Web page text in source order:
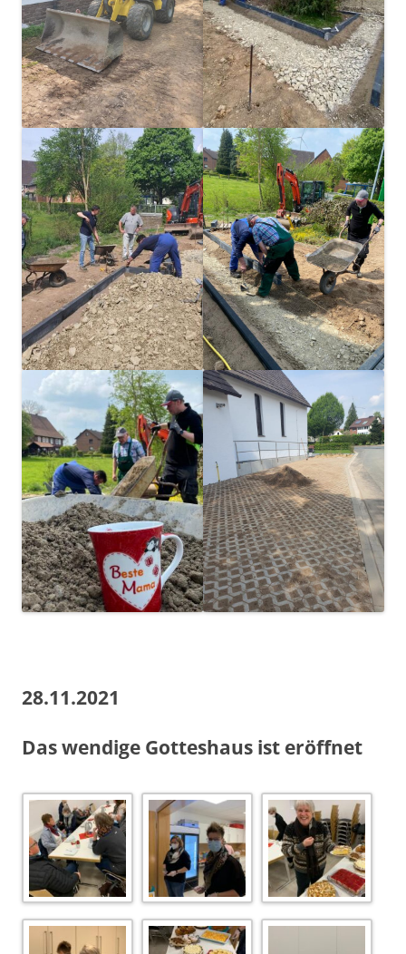
28.11.2021
Das wendige Gotteshaus ist eröffnet